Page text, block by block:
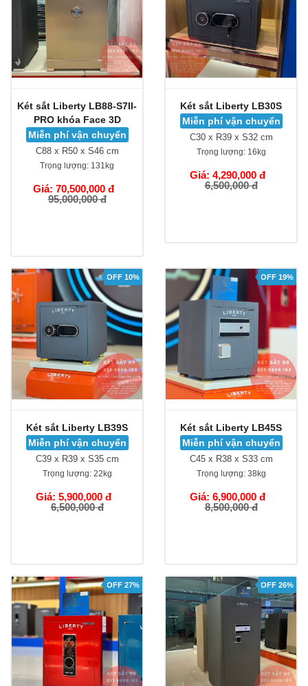
Két sắt Liberty LB88-S7II-
PRO khóa Face 3D
Miễn phí vận chuyển
C88 x R50 x S46 cm
Trọng lượng: 131kg
Giá: 70,500,000 đ
95,000,000 đ
Két sắt Liberty LB30S
Miễn phí vận chuyển
C30 x R39 x S32 cm
Trọng lượng:16kg
Giá: 4,290,000 đ
6,500,000 đ
OFF 10%
Két sắt Liberty LB39S
Miễn phí vận chuyển
C39 x R39 x S35 cm
Trọng lượng:22kg
Giá: 5,900,000 đ
6,500,000 đ
OFF 19%
Két sắt Liberty LB45S
Miễn phí vận chuyển
C45 x R38 x S33 cm
Trọng lượng:38kg
Giá: 6,900,000 đ
8,500,000 đ
OFF 27% OFF 26%